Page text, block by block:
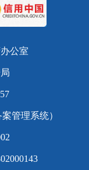
公室
管理系统）